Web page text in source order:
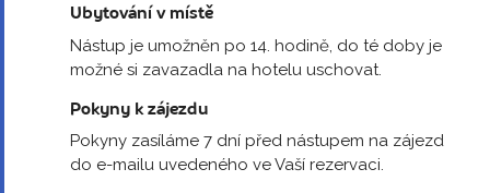
Ubytování v místě
Nástup je umožněn po 14. hodině, do té doby je
možné si zavazadla na hotelu uschovat.
Pokyny k zájezdu
Pokyny zasíláme 7 dní před nástupem na zájezd
do e-mailu uvedeného ve Vaší rezervaci.